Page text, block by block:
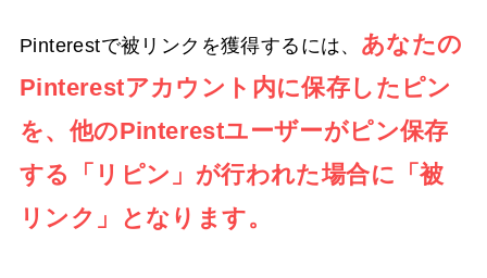
Pinterestで被リンクを獲得するには、 あなたの
Pinterestアカウント内に保存したピン
を、他のPinterestユーザーがピン保存
する「リピン」が行われた場合に「被
リンク」となります。